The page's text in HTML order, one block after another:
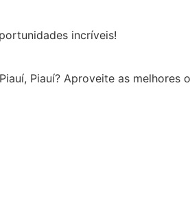
incríveis!
Piauí? Aproveite as melhores